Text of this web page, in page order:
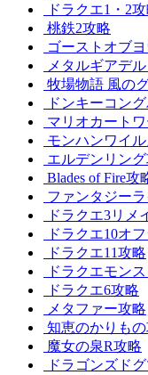
ドラクエ1・2
桃鉄2攻略
ゴーストオブ
メタルギアデ
牧場物語 風の
ドンキーコン
マリオカート
モンハンワイ
エルデンリン
Blades of Fire攻
ファンタジー
ドラクエ3リメ
ドラクエ10オ
ドラクエ11攻略
ドラクエモン
ドラクエ6攻略
メタファー攻略
知恵のかりも
魔女の泉R攻略
ドラゴンズド